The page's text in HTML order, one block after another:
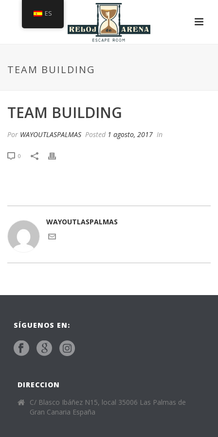
TEAM BUILDING
TEAM BUILDING
Por WAYOUTLASPALMAS Posted 1 agosto, 2017 In
0
WAYOUTLASPALMAS
SÍGUENOS EN:
DIRECCION
C/ Blasco Ibáñez N15, local 35006 Las Palmas de
Gran Canaria España
ES